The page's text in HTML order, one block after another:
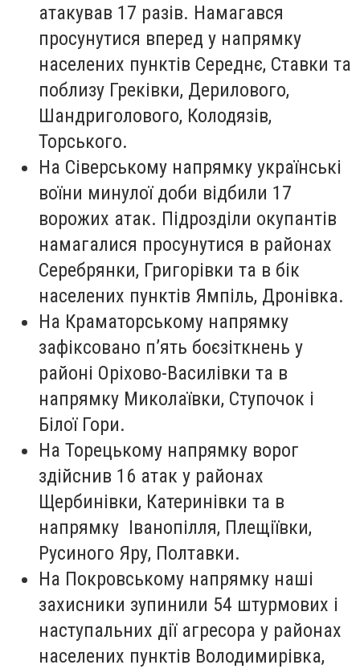
атакував 17 разів. Намагався
просунутися вперед у напрямку
населених пунктів Середнє, Ставки та
поблизу Греківки, Дерилового,
Шандриголового, Колодязів,
Торського.
На Сіверському напрямку українські
воїни минулої доби відбили 17
ворожих атак. Підрозділи окупантів
намагалися просунутися в районах
Серебрянки, Григорівки та в бік
населених пунктів Ямпіль, Дронівка.
На Краматорському напрямку
зафіксовано п’ять боєзіткнень у
районі Оріхово-Василівки та в
напрямку Миколаївки, Ступочок і
Білої Гори.
На Торецькому напрямку ворог
здійснив 16 атак у районах
Щербинівки, Катеринівки та в
напрямку Іванопілля, Плещіївки,
Русиного Яру, Полтавки.
На Покровському напрямку наші
захисники зупинили 54 штурмових і
наступальних дії агресора у районах
населених пунктів Володимирівка,